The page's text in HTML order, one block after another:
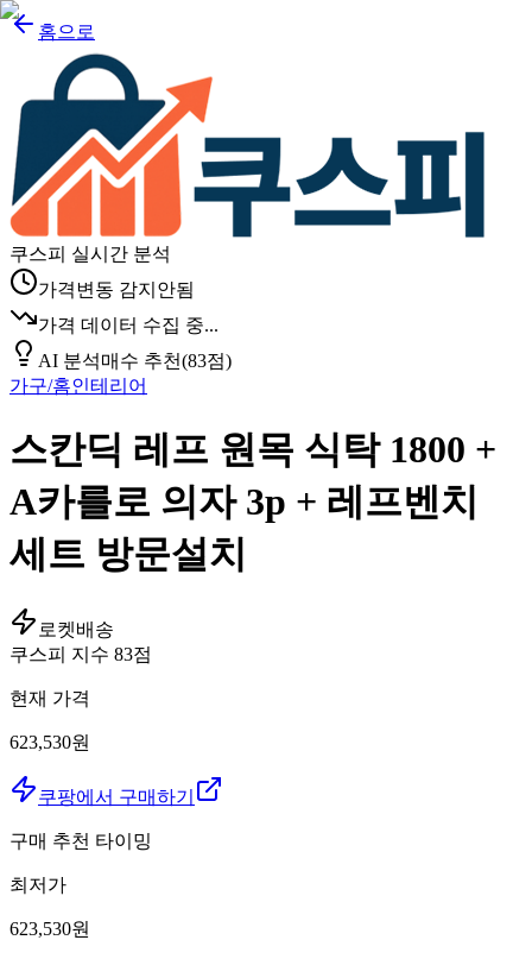
홈으로
쿠스피 실시간 분석
가격변동 감지안됨
가격 데이터 수집 중...
AI 분석매수 추천(83점)
가구/홈인테리어
스칸딕 레프 원목 식탁 1800 +
A카를로 의자 3p + 레프벤치
세트 방문설치
로켓배송
쿠스피 지수 83점
현재 가격
623,530원
쿠팡에서 구매하기
구매 추천 타이밍
최저가
623,530원